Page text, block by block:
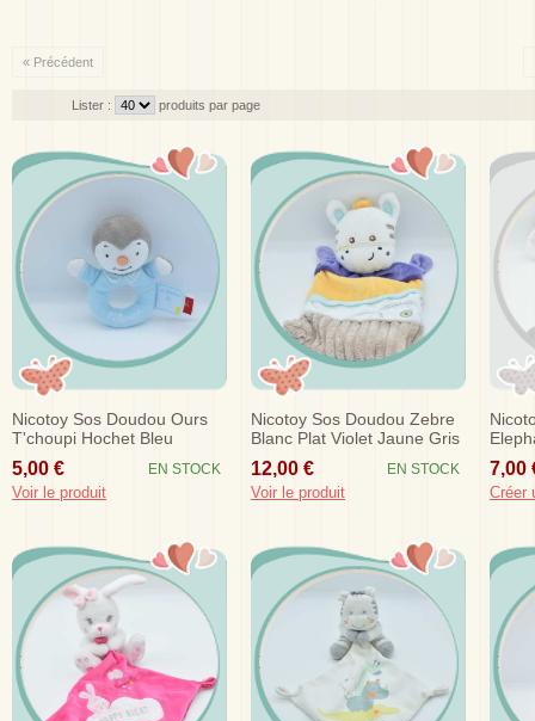
« Précédent
Lister : produits par page
Nicotoy Sos Doudou Ours
T'choupi Hochet Bleu
5,00 € EN STOCK
Voir le produit
Nicotoy Sos Doudou Zebre
Blanc Plat Violet Jaune Gris
12,00 € EN STOCK
Voir le produit
7,00
Créer